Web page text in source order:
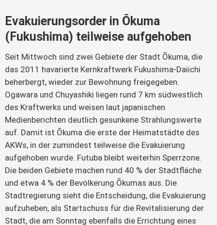
Evakuierungsorder in Ōkuma
(Fukushima) teilweise aufgehoben
Seit Mittwoch sind zwei Gebiete der Stadt Ōkuma, die
das 2011 havarierte Kernkraftwerk Fukushima-Daiichi
beherbergt, wieder zur Bewohnung freigegeben.
Ogawara und Chuyashiki liegen rund 7 km südwestlich
des Kraftwerks und weisen laut japanischen
Medienberichten deutlich gesunkene Strahlungswerte
auf. Damit ist Ōkuma die erste der Heimatstädte des
AKWs, in der zumindest teilweise die Evakuierung
aufgehoben wurde. Futuba bleibt weiterhin Sperrzone.
Die beiden Gebiete machen rund 40 % der Stadtfläche
und etwa 4 % der Bevölkerung Ōkumas aus. Die
Stadtregierung sieht die Entscheidung, die Evakuierung
aufzuheben, als Startschuss für die Revitalisierung der
Stadt, die am Sonntag ebenfalls die Errichtung eines